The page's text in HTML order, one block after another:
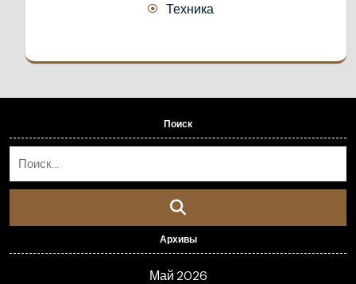
Техника
Поиск
Архивы
Май 2026